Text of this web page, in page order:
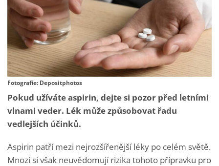
Fotografie: Depositphotos
Pokud užíváte aspirin, dejte si pozor před letními
vlnami veder. Lék může způsobovat řadu
vedlejších účinků.
Aspirin patří mezi nejrozšířenější léky po celém světě.
Mnozí si však neuvědomují rizika tohoto přípravku pro